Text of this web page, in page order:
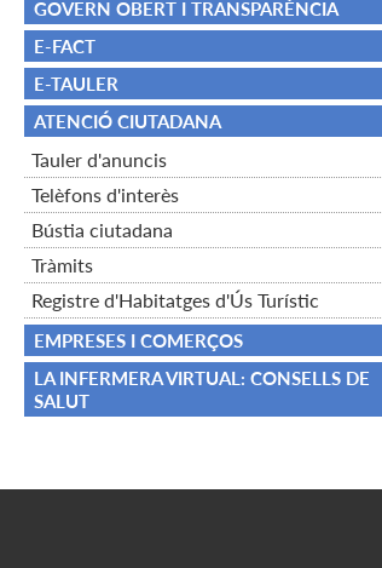
GOVERN OBERT I TRANSPARÈNCIA
E-FACT
E-TAULER
ATENCIÓ CIUTADANA
Tauler d'anuncis
Telèfons d'interès
Bústia ciutadana
Tràmits
Registre d'Habitatges d'Ús Turístic
EMPRESES I COMERÇOS
LA INFERMERA VIRTUAL: CONSELLS DE
SALUT